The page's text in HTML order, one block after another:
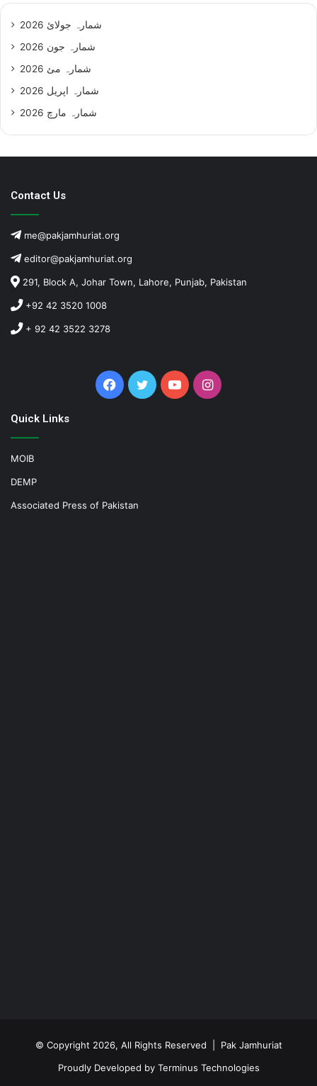
شمارہ جولائ 2026
شمارہ جون 2026
شمارہ مئ 2026
شمارہ اپریل 2026
شمارہ مارچ 2026
Contact Us
me@pakjamhuriat.org
editor@pakjamhuriat.org
291, Block A, Johar Town, Lahore, Punjab, Pakistan
+92 42 3520 1008
+ 92 42 3522 3278
Facebook
TwitterYouTubeInstagram
Quick Links
MOIB
DEMP
Associated Press of Pakistan
© Copyright 2026, All Rights Reserved | Pak Jamhuriat
Proudly Developed by Terminus Technologies